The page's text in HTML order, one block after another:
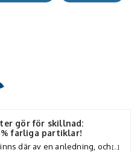
gör för skillnad:
farliga partiklar!
där av en anledning, och[…]